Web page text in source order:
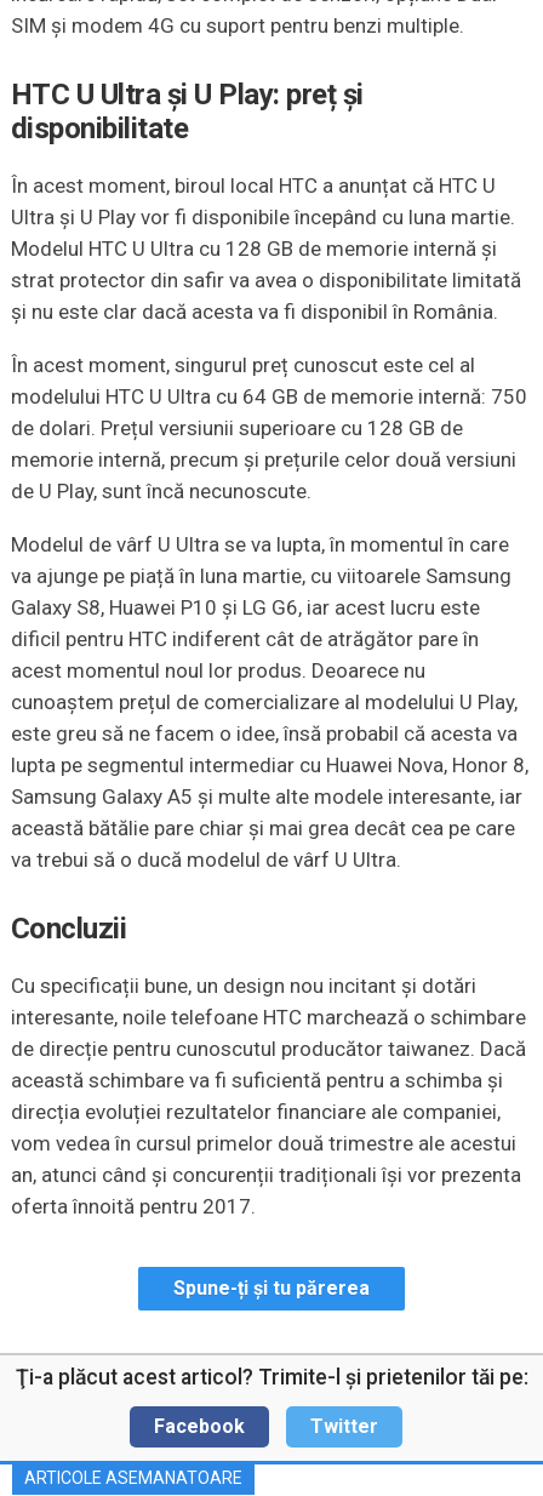
SIM și modem 4G cu suport pentru benzi multiple.
HTC U Ultra și U Play: preț și
disponibilitate
În acest moment, biroul local HTC a anunțat că HTC U
Ultra și U Play vor fi disponibile începând cu luna martie.
Modelul HTC U Ultra cu 128 GB de memorie internă și
strat protector din safir va avea o disponibilitate limitată
și nu este clar dacă acesta va fi disponibil în România.
În acest moment, singurul preț cunoscut este cel al
modelului HTC U Ultra cu 64 GB de memorie internă: 750
de dolari. Prețul versiunii superioare cu 128 GB de
memorie internă, precum și prețurile celor două versiuni
de U Play, sunt încă necunoscute.
Modelul de vârf U Ultra se va lupta, în momentul în care
va ajunge pe piață în luna martie, cu viitoarele Samsung
Galaxy S8, Huawei P10 și LG G6, iar acest lucru este
dificil pentru HTC indiferent cât de atrăgător pare în
acest momentul noul lor produs. Deoarece nu
cunoaștem prețul de comercializare al modelului U Play,
este greu să ne facem o idee, însă probabil că acesta va
lupta pe segmentul intermediar cu Huawei Nova, Honor 8,
Samsung Galaxy A5 și multe alte modele interesante, iar
această bătălie pare chiar și mai grea decât cea pe care
va trebui să o ducă modelul de vârf U Ultra.
Concluzii
Cu specificații bune, un design nou incitant și dotări
interesante, noile telefoane HTC marchează o schimbare
de direcție pentru cunoscutul producător taiwanez. Dacă
această schimbare va fi suficientă pentru a schimba și
direcția evoluției rezultatelor financiare ale companiei,
vom vedea în cursul primelor două trimestre ale acestui
an, atunci când și concurenții tradiționali își vor prezenta
oferta înnoită pentru 2017.
Spune-ți și tu părerea
Ţi-a plăcut acest articol? Trimite-l şi prietenilor tăi pe:
Facebook Twitter
ARTICOLE ASEMANATOARE